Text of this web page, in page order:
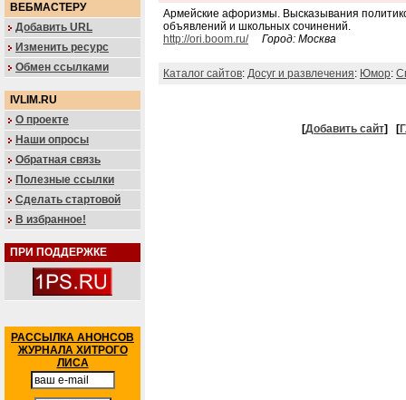
ВЕБМАСТЕРУ
Добавить URL
Изменить ресурс
Обмен ссылками
IVLIM.RU
О проекте
Наши опросы
Обратная связь
Полезные ссылки
Сделать стартовой
В избранное!
ПРИ ПОДДЕРЖКЕ
РАССЫЛКА АНОНСОВ
ЖУРНАЛА ХИТРОГО
ЛИСА
Армейские афоризмы. Высказывания
объявлений и школьных сочинений.
http://ori.boom.ru/
Город: Москва
Каталог сайтов: Досуг и развлечения: Юмор:
[Добавить сайт] [